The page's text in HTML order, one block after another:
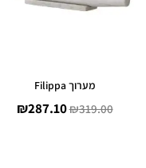
מערוך Filippa
₪319.00
₪287.10